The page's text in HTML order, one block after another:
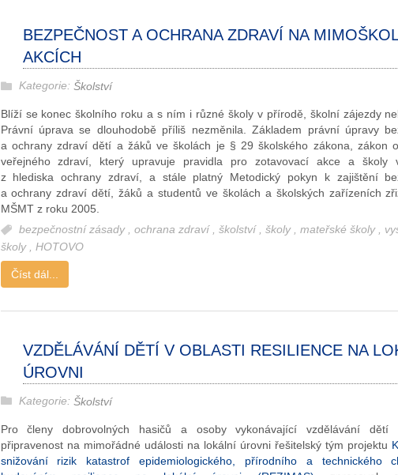
BEZPEČNOST A OCHRANA ZDRAVÍ NA
AKCÍCH
Kategorie: Školství
Blíží se konec školního roku a s ním i různé školy v přírodě, školní zájezdy
Právní úprava se dlouhodobě příliš nezměnila. Základem právní úpravy
a ochrany zdraví dětí a žáků ve školách je § 29 školského zákona, zákon
veřejného zdraví, který upravuje pravidla pro zotavovací akce a školy
z hlediska ochrany zdraví, a stále platný Metodický pokyn k zajištění
a ochrany zdraví dětí, žáků a studentů ve školách a školských zařízeních
MŠMT z roku 2005.
bezpečnostní zásady , ochrana zdraví , školství , školy , mateřské školy ,
školy
HOTOVO
Číst dál...
VZDĚLÁVÁNÍ DĚTÍ V OBLASTI RESILIENCE NA
ÚROVNI
Kategorie: Školství
Pro členy dobrovolných hasičů a osoby vykonávající vzdělávání dětí
připravenost na mimořádné události na lokální úrovni řešitelský tým projektu
snižování rizik katastrof epidemiologického, přírodního a technického